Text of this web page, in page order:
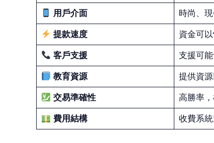
用戶介面 時尚、
提款速度 資金可
客戶支援 支援可
教育資源 提供資
交易準確性 高勝率
費用結構 收費系